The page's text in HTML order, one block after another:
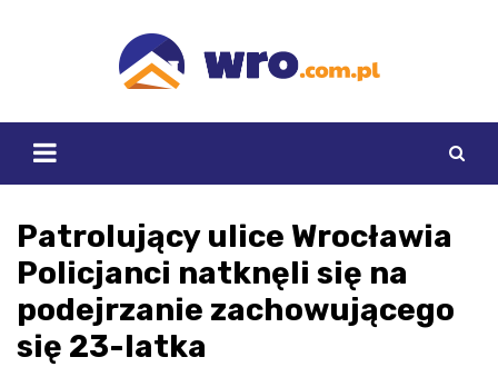
Patrolujący ulice Wrocławia
Policjanci natknęli się na
podejrzanie zachowującego
się 23-latka